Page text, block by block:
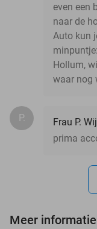
even een
naar de
Auto kun
Hollum,
waar nog
P.
Frau P.
prima
Meer informatie